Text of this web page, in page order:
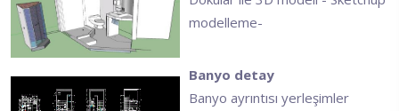
modelleme-
Banyo detay
Banyo ayrıntısı yerleşimler